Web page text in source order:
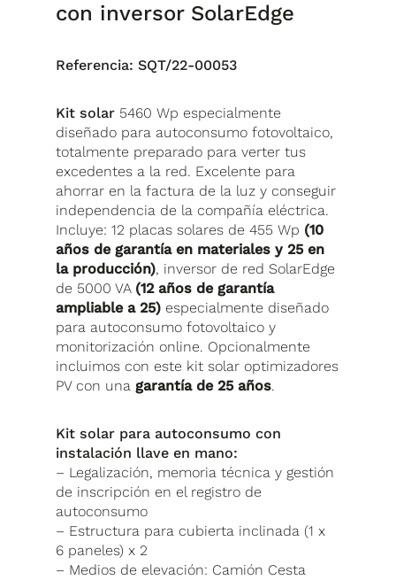
con inversor SolarEdge
Referencia: SQT/22-00053
Kit solar 5460 Wp especialmente
diseñado para autoconsumo fotovoltaico,
totalmente preparado para verter tus
excedentes a la red. Excelente para
ahorrar en la factura de la luz y conseguir
independencia de la compañía eléctrica.
Incluye: 12 placas solares de 455 Wp (10
años de garantía en materiales y 25 en
la producción), inversor de red SolarEdge
de 5000 VA (12 años de garantía
ampliable a 25) especialmente diseñado
para autoconsumo fotovoltaico y
monitorización online. Opcionalmente
incluimos con este kit solar optimizadores
PV con una garantía de 25 años.
Kit solar para autoconsumo con
instalación llave en mano:
– Legalización, memoria técnica y gestión
de inscripción en el registro de
autoconsumo
– Estructura para cubierta inclinada (1 x
6 paneles) x 2
– Medios de elevación: Camión Cesta